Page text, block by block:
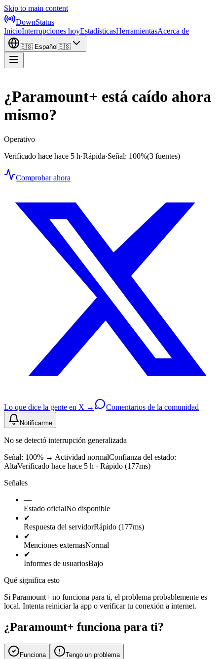
Skip to main content
DownStatus
InicioInterrupciones hoyEstadísticasHerramientasAcerca de
🇪🇸 Español 🇪🇸
¿Paramount+ está caído ahora
mismo?
Operativo
Verificado hace hace 5 h·Rápida·Señal: 100%(3 fuentes)
Comprobar ahora
Lo que dice la gente en X → Comentarios de la comunidad
Notificarme
No se detectó interrupción generalizada
Señal: 100% → Actividad normalConfianza del estado:
AltaVerificado hace hace 5 h · Rápido (177ms)
Señales
—
Estado oficialNo disponible
✔
Respuesta del servidorRápido (177ms)
✔
Menciones externasNormal
✔
Informes de usuariosBajo
Qué significa esto
Si Paramount+ no funciona para ti, el problema probablemente es
local. Intenta reiniciar la app o verificar tu conexión a internet.
¿Paramount+ funciona para ti?
Funciona Tengo un problema